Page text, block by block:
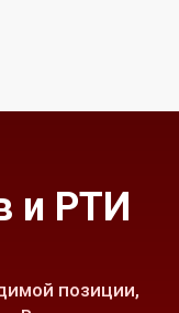
и РТИ
позиции,